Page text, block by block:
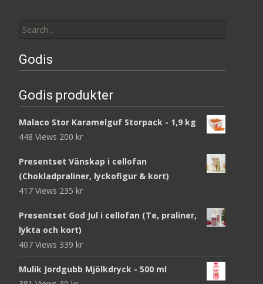
for:
Godis
Godis produkter
Malaco Stor Karamelguf Storpack - 1,9 kg
448 Views 200 kr
Presentset Vänskap i cellofan
(Chokladpraliner, lyckofigur & kort)
417 Views 235 kr
Presentset God Jul i cellofan (Te, praliner,
lykta och kort)
407 Views 339 kr
Mulik Jordgubb Mjölkdryck - 500 ml